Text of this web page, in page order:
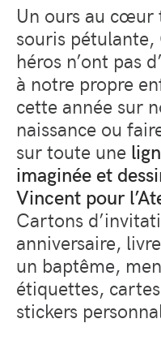
Un ours au cœur
souris pétulante,
héros n’ont pas
à notre propre
cette année sur
naissance ou
sur toute une
imaginée et
Vincent pour
Cartons
anniversaire,
un baptême,
étiquettes,
stickers